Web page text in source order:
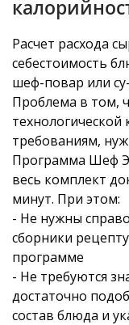
Расчет расхода
себестоимость
шеф-повар или
Проблема в том,
требованиям,
Программа Шеф
весь комплект
минут. При этом:
- Не нужны
сборники
программе
- Не требуются
достаточно
состав блюда и